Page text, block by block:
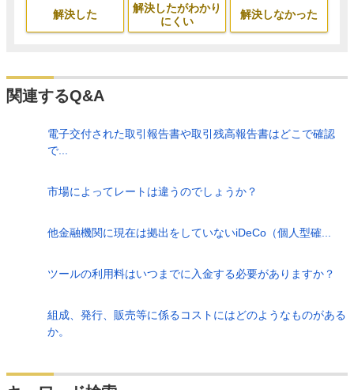
解決した
解決したがわかり
にくい
解決しなかった
関連するQ&A
電子交付された取引報告書や取引残高報告書はどこで確認
で...
市場によってレートは違うのでしょうか？
他金融機関に現在は拠出をしていないiDeCo（個人型確...
ツールの利用料はいつまでに入金する必要がありますか？
組成、発行、販売等に係るコストにはどのようなものがある
か。